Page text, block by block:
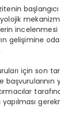
incelenmesi
gelişimine
için son
başvurularının